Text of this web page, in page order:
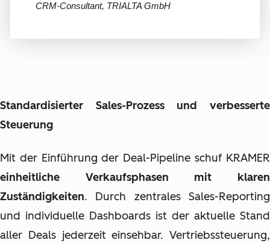
CRM-Consultant, TRIALTA GmbH
Standardisierter Sales-Prozess und verbesserte
Steuerung
Mit der Einführung der Deal-Pipeline schuf KRAMER
einheitliche Verkaufsphasen mit klaren
Zuständigkeiten. Durch zentrales Sales-Reporting
und individuelle Dashboards ist der aktuelle Stand
aller Deals jederzeit einsehbar. Vertriebssteuerung,